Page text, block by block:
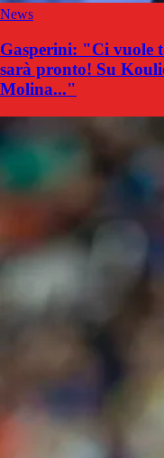
News
Gasperini: "Ci vuole
sarà pronto! Su
Molina..."